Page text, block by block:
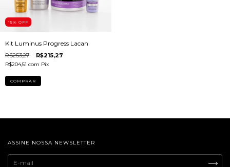
15% OFF
Kit Luminus Progress Lacan
R$253,27 R$215,27
R$204,51 com Pix
ASSINE NOSSA NEWSLETTER